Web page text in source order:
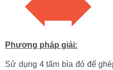
Phương pháp giải:
Sử dụng 4 tấm bìa đó để